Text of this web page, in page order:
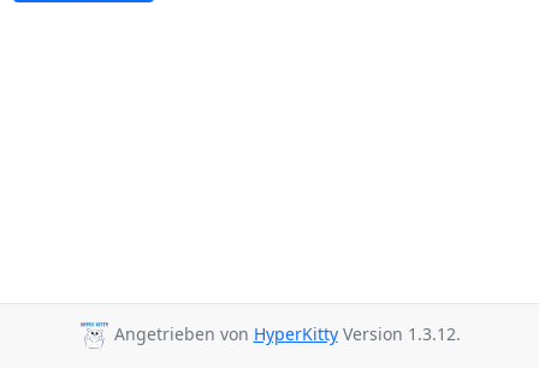
Angetrieben von HyperKittyVersion 1.3.12.